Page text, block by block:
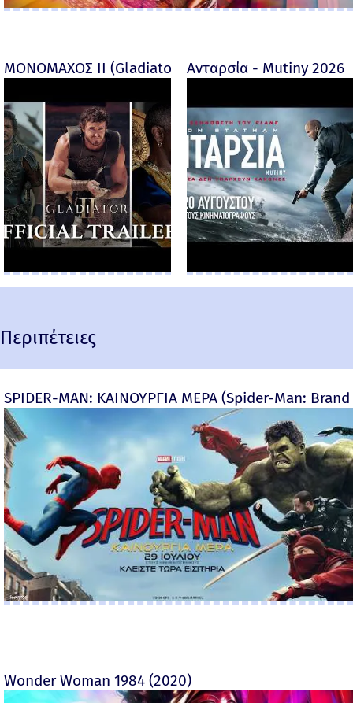
ΜΟΝΟΜΑΧΟΣ ΙΙ (Gladiator II) -Ανταρσία - Mutiny 2026
Περιπέτειες
SPIDER-MAN: ΚΑΙΝΟΥΡΓΙΑ ΜΕΡΑ (Spider-Man:
Wonder Woman 1984 (2020)